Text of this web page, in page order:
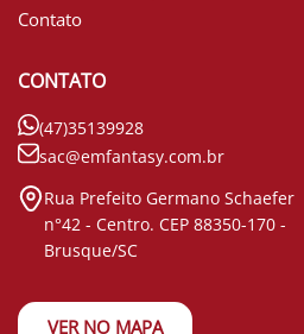
Contato
CONTATO
(47)35139928
sac@emfantasy.com.br
Rua Prefeito Germano Schaefer
n°42 - Centro. CEP 88350-170 -
Brusque/SC
VER NO MAPA